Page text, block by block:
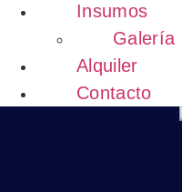
Insumos
Galería
Alquiler
Contacto